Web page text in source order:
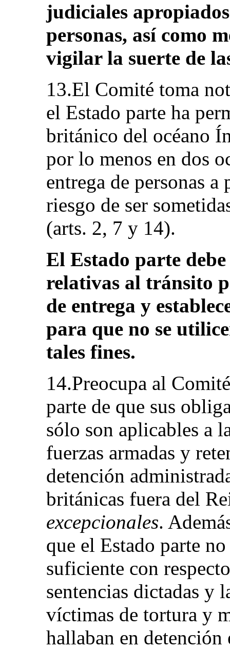
judiciales
personas, así como
vigilar la suerte de
13.El Comité toma
el Estado parte ha
británico del océano
por lo menos en dos
entrega de personas a
riesgo de ser
(arts. 2, 7 y 14).
El Estado parte
relativas al tránsito
de entrega y
para que no se
tales fines.
14.Preocupa al
parte de que sus
sólo son aplicables a
fuerzas armadas y
detención
británicas fuera del
excepcionales.
que el Estado parte
suficiente con
sentencias dictadas y
víctimas de tortura y
hallaban en